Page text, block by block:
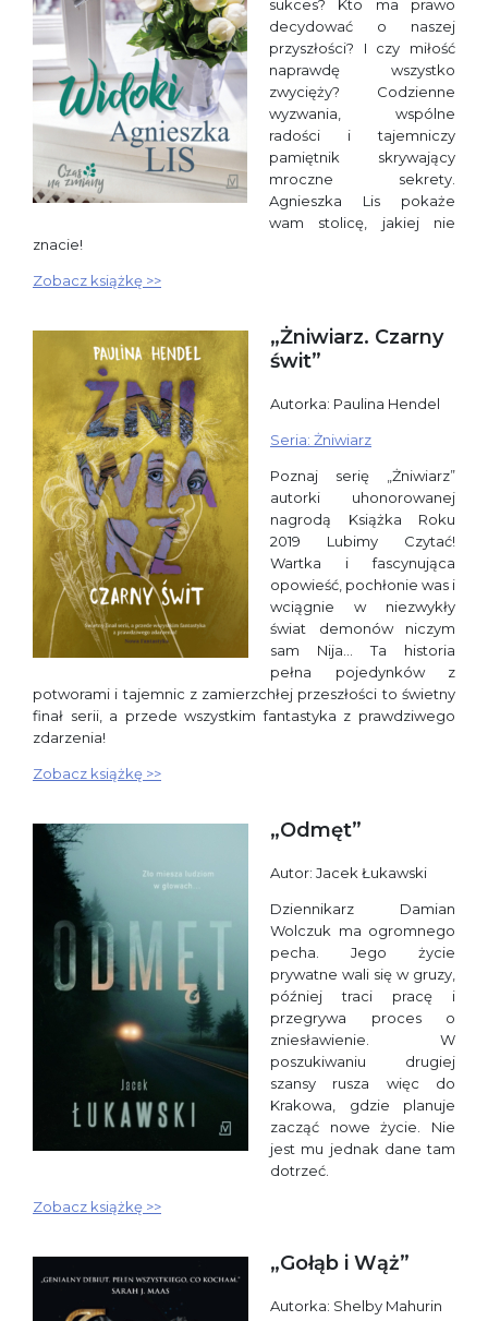
sukces? Kto ma prawo
decydować o naszej
przyszłości? I czy miłość
naprawdę wszystko
zwycięży? Codzienne
wyzwania, wspólne
radości i tajemniczy
pamiętnik skrywający
mroczne sekrety.
Agnieszka Lis pokaże
wam stolicę, jakiej nie
znacie!
Zobacz książkę >>
„Żniwiarz. Czarny
świt”
Autorka: Paulina Hendel
Seria: Żniwiarz
Poznaj serię „Żniwiarz”
autorki uhonorowanej
nagrodą Książka Roku
2019 Lubimy Czytać!
Wartka i fascynująca
opowieść, pochłonie was i
wciągnie w niezwykły
świat demonów niczym
sam Nija… Ta historia
pełna pojedynków z
potworami i tajemnic z zamierzchłej przeszłości to świetny
finał serii, a przede wszystkim fantastyka z prawdziwego
zdarzenia!
Zobacz książkę >>
„Odmęt”
Autor: Jacek Łukawski
Dziennikarz Damian
Wolczuk ma ogromnego
pecha. Jego życie
prywatne wali się w gruzy,
później traci pracę i
przegrywa proces o
zniesławienie. W
poszukiwaniu drugiej
szansy rusza więc do
Krakowa, gdzie planuje
zacząć nowe życie. Nie
jest mu jednak dane tam
dotrzeć.
Zobacz książkę >>
„Gołąb i Wąż”
Autorka: Shelby Mahurin